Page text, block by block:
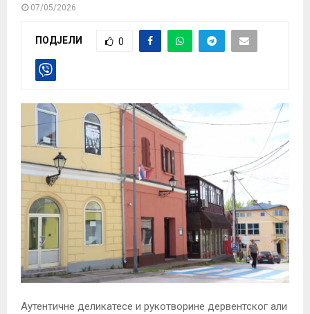
07/05/2026
ПОДЈЕЛИ 0
Аутентичне деликатесе и рукотворине дервентског али